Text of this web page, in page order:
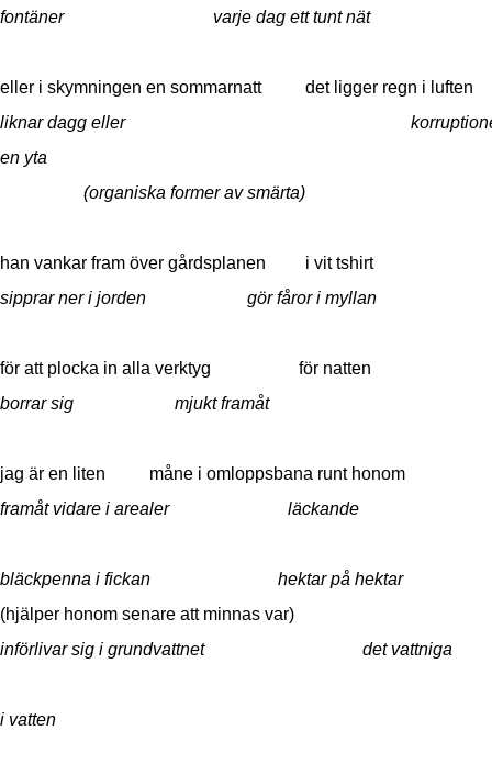
fontäner varje dag ett tunt nät
eller i skymningen en sommarnatt det ligger regn i luften
liknar dagg eller korruptionen
en yta
(organiska former av smärta)
han vankar fram över gårdsplanen i vit tshirt
sipprar ner i jorden gör fåror i myllan
för att plocka in alla verktyg för natten
borrar sig mjukt framåt
jag är en liten måne i omloppsbana runt honom
framåt vidare i arealer läckande
bläckpenna i fickan hektar på hektar
(hjälper honom senare att minnas var)
införlivar sig i grundvattnet det vattniga
i vatten